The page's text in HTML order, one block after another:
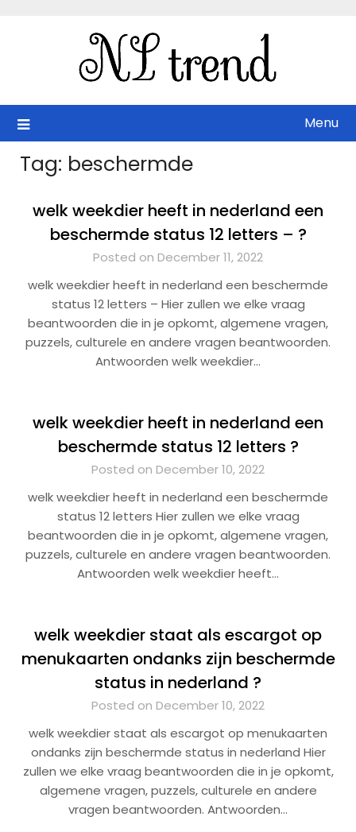
Menu
Tag: beschermde
welk weekdier heeft in nederland een
beschermde status 12 letters – ?
Posted on December 11, 2022
welk weekdier heeft in nederland een beschermde
status 12 letters – Hier zullen we elke vraag
beantwoorden die in je opkomt, algemene vragen,
puzzels, culturele en andere vragen beantwoorden.
Antwoorden welk weekdier…
welk weekdier heeft in nederland een
beschermde status 12 letters ?
Posted on December 10, 2022
welk weekdier heeft in nederland een beschermde
status 12 letters Hier zullen we elke vraag
beantwoorden die in je opkomt, algemene vragen,
puzzels, culturele en andere vragen beantwoorden.
Antwoorden welk weekdier heeft…
welk weekdier staat als escargot op
menukaarten ondanks zijn beschermde
status in nederland ?
Posted on December 10, 2022
welk weekdier staat als escargot op menukaarten
ondanks zijn beschermde status in nederland Hier
zullen we elke vraag beantwoorden die in je opkomt,
algemene vragen, puzzels, culturele en andere
vragen beantwoorden. Antwoorden…